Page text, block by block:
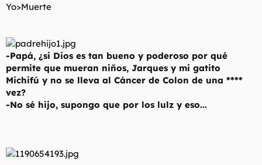
Yo>Muerte
-Papá, ¿si Dios es tan bueno y poderoso por qué
permite que mueran niños, Jarques y mi gatito
Michifú y no se lleva al Cáncer de Colon de una ****
vez?
-No sé hijo, supongo que por los lulz y eso...